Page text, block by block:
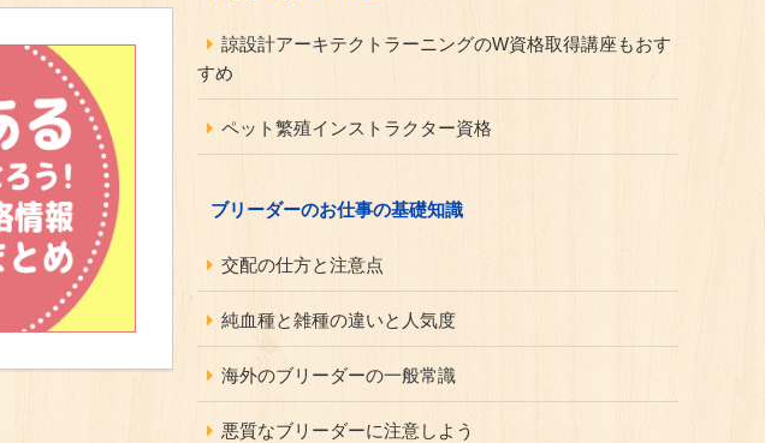
諒設計アーキテクトラーニングのW資格取得講座もおす
すめ
ペット繁殖インストラクター資格
ブリーダーのお仕事の基礎知識
交配の仕方と注意点
純血種と雑種の違いと人気度
海外のブリーダーの一般常識
悪質なブリーダーに注意しよう